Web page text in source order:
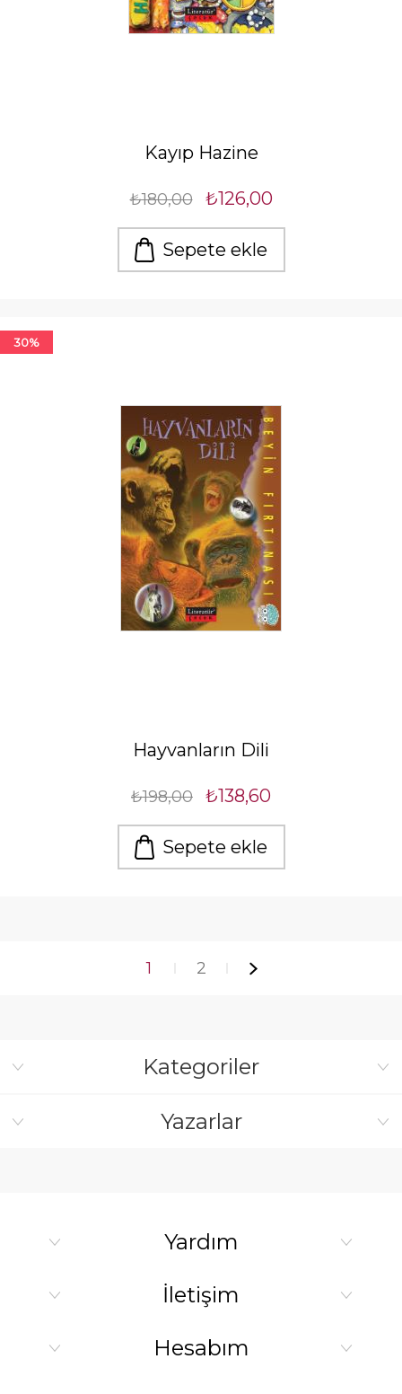
Kayıp Hazine
₺180,00 ₺126,00
Sepete ekle
30%
Hayvanların Dili
₺198,00 ₺138,60
Sepete ekle
1 2
Kategoriler
Yazarlar
Yardım
İletişim
Hesabım